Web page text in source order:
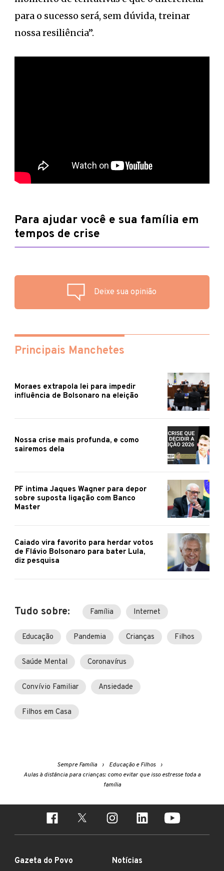
para o sucesso será, sem dúvida, treinar
nossa resiliência”.
Para ajudar você e sua família em
tempos de crise
Deixe sua opinião
Principais Manchetes
Moraes extrapola lei para impedir
influência de Bolsonaro na eleição
Nossa crise mais profunda, e como
sairemos dela
PF intima Jaques Wagner para depor
sobre suposta ligação com Banco
Master
Caiado vira favorito para herdar votos
de Flávio Bolsonaro para bater Lula,
diz pesquisa
Tudo sobre: Família Internet
Educação Pandemia Crianças Filhos
Saúde Mental Coronavírus
Convívio Familiar Ansiedade
Filhos em Casa
Sempre Família
Educação e Filhos
Aulas à distância para crianças: como evitar que isso estresse toda a
família
Gazeta do Povo Notícias